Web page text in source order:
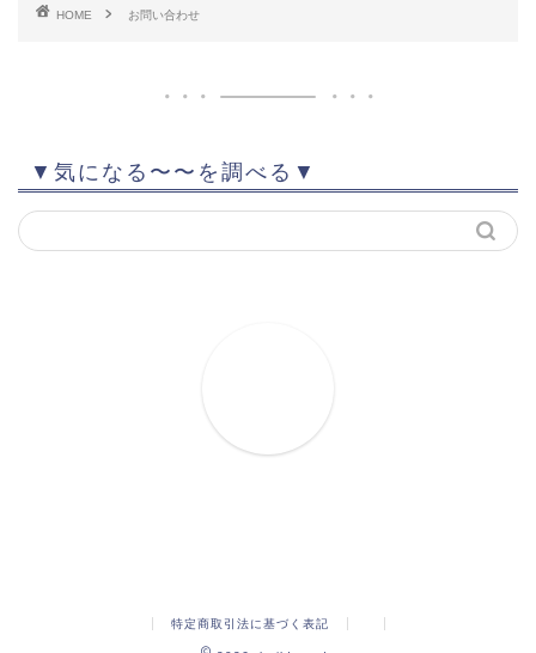
HOME お問い合わせ
▼気になる〜〜を調べる▼
特定商取引法に基づく表記